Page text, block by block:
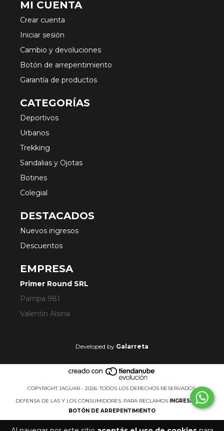
MI CUENTA
Crear cuenta
Iniciar sesión
Cambio y devoluciones
Botón de arrepentimiento
Garantía de productos
CATEGORÍAS
Deportivos
Urbanos
Trekking
Sandalias y Ojotas
Botines
Colegial
DESTACADOS
Nuevos ingresos
Descuentos
EMPRESA
Primer Round SRL
Pampa 981
Valentin Alsina
Developed by Galarreta
COPYRIGHT JAGUAR - 2026. TODOS LOS DERECHOS RESERVADOS.
DEFENSA DE LAS Y LOS CONSUMIDORES. PARA RECLAMOS INGRESÁ ACÁ.
BOTÓN DE ARREPENTIMIENTO